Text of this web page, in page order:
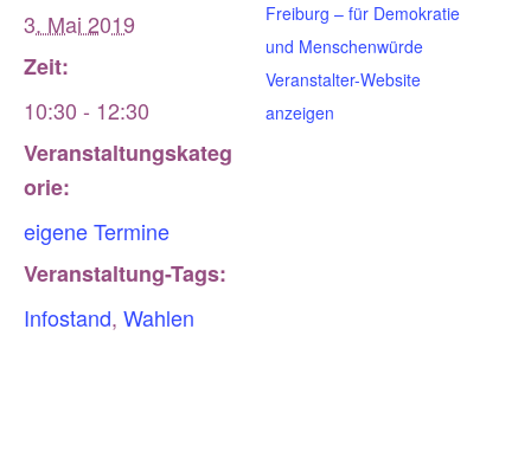
3. Mai 2019
Zeit:
10:30 - 12:30
Veranstaltungskateg
orie:
eigene Termine
Veranstaltung-Tags:
Infostand, Wahlen
Freiburg – für Demokratie
und Menschenwürde
Veranstalter-Website
anzeigen